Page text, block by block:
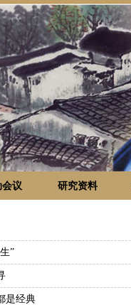
议 研究资料
”
是经典